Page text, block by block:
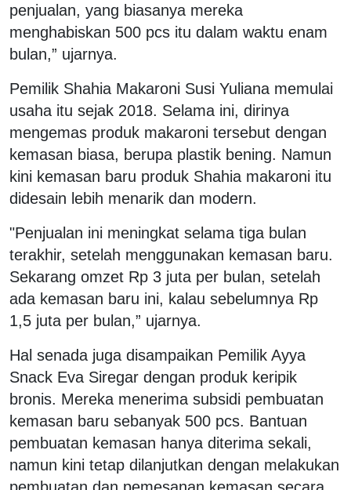
penjualan, yang biasanya mereka
menghabiskan 500 pcs itu dalam waktu enam
bulan,” ujarnya.
Pemilik Shahia Makaroni Susi Yuliana memulai
usaha itu sejak 2018. Selama ini, dirinya
mengemas produk makaroni tersebut dengan
kemasan biasa, berupa plastik bening. Namun
kini kemasan baru produk Shahia makaroni itu
didesain lebih menarik dan modern.
"Penjualan ini meningkat selama tiga bulan
terakhir, setelah menggunakan kemasan baru.
Sekarang omzet Rp 3 juta per bulan, setelah
ada kemasan baru ini, kalau sebelumnya Rp
1,5 juta per bulan,” ujarnya.
Hal senada juga disampaikan Pemilik Ayya
Snack Eva Siregar dengan produk keripik
bronis. Mereka menerima subsidi pembuatan
kemasan baru sebanyak 500 pcs. Bantuan
pembuatan kemasan hanya diterima sekali,
namun kini tetap dilanjutkan dengan melakukan